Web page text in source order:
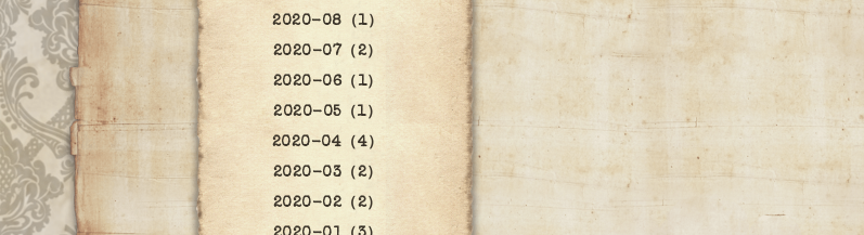
2020-08（1）
2020-07（2）
2020-06（1）
2020-05（1）
2020-04（4）
2020-03（2）
2020-02（2）